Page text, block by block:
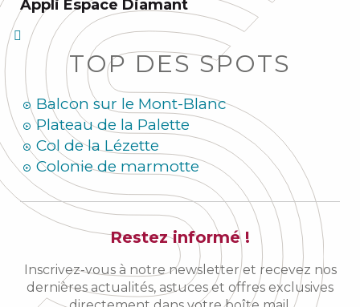
Appli Espace Diamant
TOP DES SPOTS
Balcon sur le Mont-Blanc
Plateau de la Palette
Col de la Lézette
Colonie de marmotte
Restez informé !
Inscrivez-vous à notre newsletter et recevez nos
dernières actualités, astuces et offres exclusives